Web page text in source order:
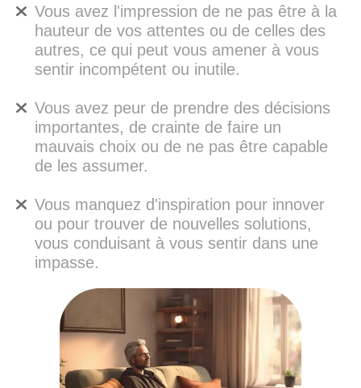
Vous avez l'impression de ne pas être à la
hauteur de vos attentes ou de celles des
autres, ce qui peut vous amener à vous
sentir incompétent ou inutile.
Vous avez peur de prendre des décisions
importantes, de crainte de faire un
mauvais choix ou de ne pas être capable
de les assumer.
Vous manquez d'inspiration pour innover
ou pour trouver de nouvelles solutions,
vous conduisant à vous sentir dans une
impasse.